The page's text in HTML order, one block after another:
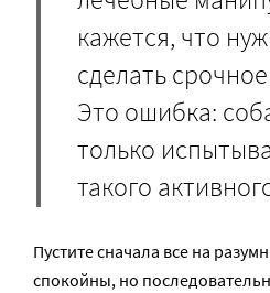
кажется, что
сделать
Это ошибка:
только
такого
Пустите сначала все на
спокойны, но